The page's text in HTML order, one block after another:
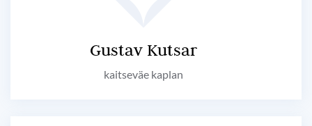
Gustav Kutsar
kaitseväe kaplan